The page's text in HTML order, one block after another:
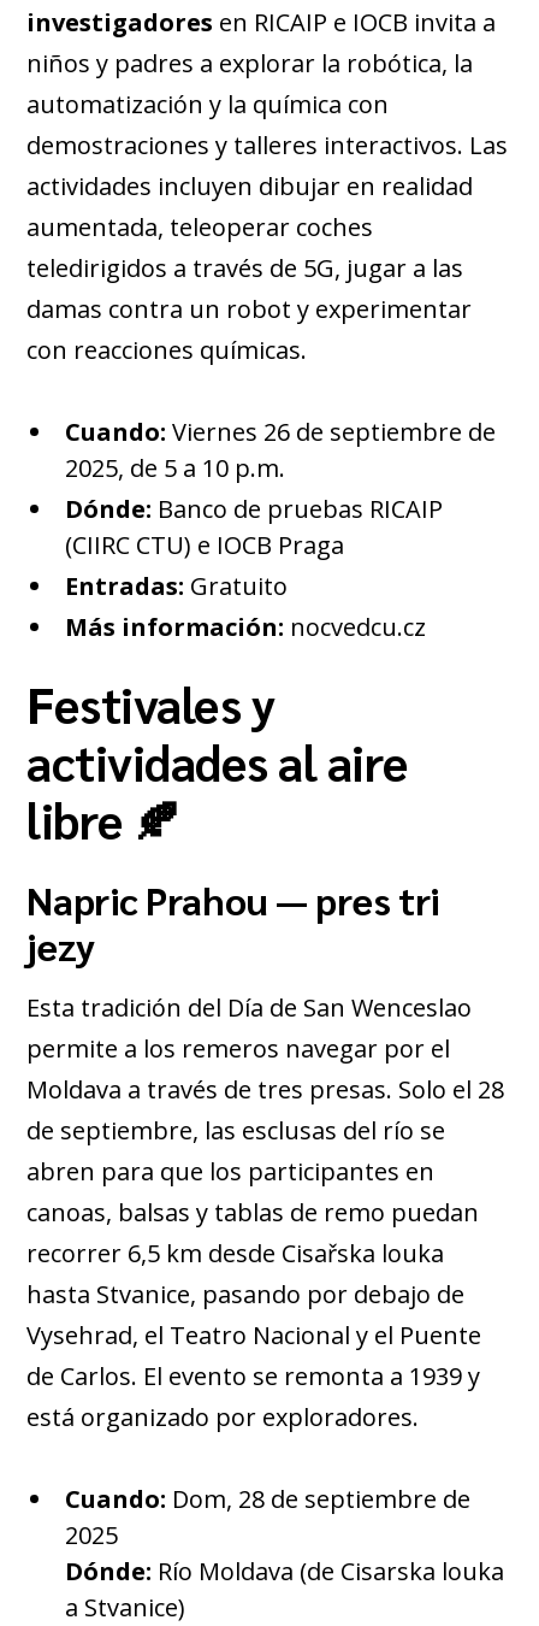
investigadores en RICAIP e IOCB invita a
niños y padres a explorar la robótica, la
automatización y la química con
demostraciones y talleres interactivos. Las
actividades incluyen dibujar en realidad
aumentada, teleoperar coches
teledirigidos a través de 5G, jugar a las
damas contra un robot y experimentar
con reacciones químicas.
Cuando: Viernes 26 de septiembre de
2025, de 5 a 10 p.m.
Dónde: Banco de pruebas RICAIP
(CIIRC CTU) e IOCB Praga
Entradas: Gratuito
Más información: nocvedcu.cz
Festivales y
actividades al aire
libre 🍂
Napric Prahou — pres tri
jezy
Esta tradición del Día de San Wenceslao
permite a los remeros navegar por el
Moldava a través de tres presas. Solo el 28
de septiembre, las esclusas del río se
abren para que los participantes en
canoas, balsas y tablas de remo puedan
recorrer 6,5 km desde Cisařska louka
hasta Stvanice, pasando por debajo de
Vysehrad, el Teatro Nacional y el Puente
de Carlos. El evento se remonta a 1939 y
está organizado por exploradores.
Cuando: Dom, 28 de septiembre de
2025
Dónde: Río Moldava (de Cisarska louka
a Stvanice)